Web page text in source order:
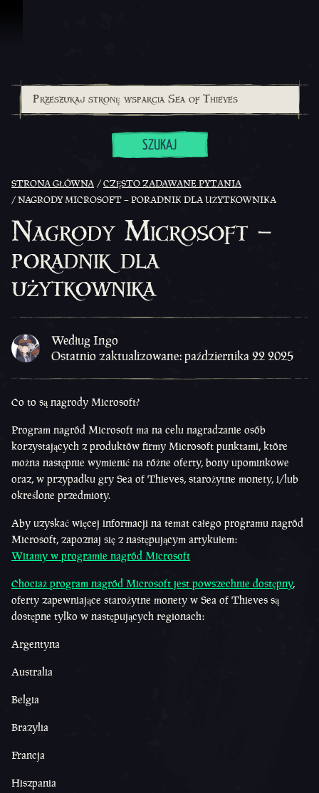
SZUKAJ
STRONA GŁÓWNA
CZĘSTO ZADAWANE PYTANIA
NAGRODY MICROSOFT – PORADNIK DLA UŻYTKOWNIKA
Nagrody Microsoft –
poradnik dla
użytkownika
Według Ingo
Ostatnio zaktualizowane: października 22 2025
Co to są nagrody Microsoft?
Program nagród Microsoft ma na celu nagradzanie osób
korzystających z produktów firmy Microsoft punktami, które
można następnie wymienić na różne oferty, bony upominkowe
oraz, w przypadku gry Sea of Thieves, starożytne monety, i/lub
określone przedmioty.
Aby uzyskać więcej informacji na temat całego programu nagród
Microsoft, zapoznaj się z następującym artykułem:
Witamy w programie nagród Microsoft
Chociaż program nagród Microsoft jest powszechnie dostępny,
oferty zapewniające starożytne monety w Sea of Thieves są
dostępne tylko w następujących regionach:
Argentyna
Australia
Belgia
Brazylia
Francja
Hiszpania